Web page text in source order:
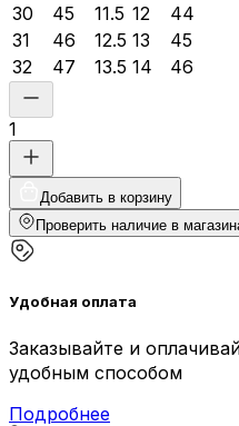
30
45 11.5 12
44
31
46 12.5 13
45
32
47 13.5 14 46
1
Добавить в корзину
Проверить наличие в
Удобная оплата
Заказывайте и
удобным способом
Подробнее